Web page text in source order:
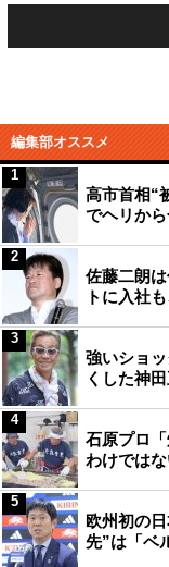
編集部オススメ
高市首相“
でヘリか
1
佐藤二朗
トに入社
2
強いショ
くした神
3
石原プロ
わけでは
4
欧州初の
先”は「ベ
5